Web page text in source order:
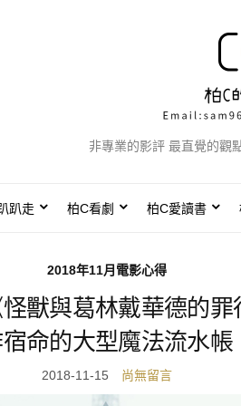
非專業的影評 最直覺的觀
趴走 柏C看劇 柏C愛讀書
2018年11月電影心得
獸與葛林戴華德的罪
命的大型魔法流水帳
2018-11-15 尚無留言